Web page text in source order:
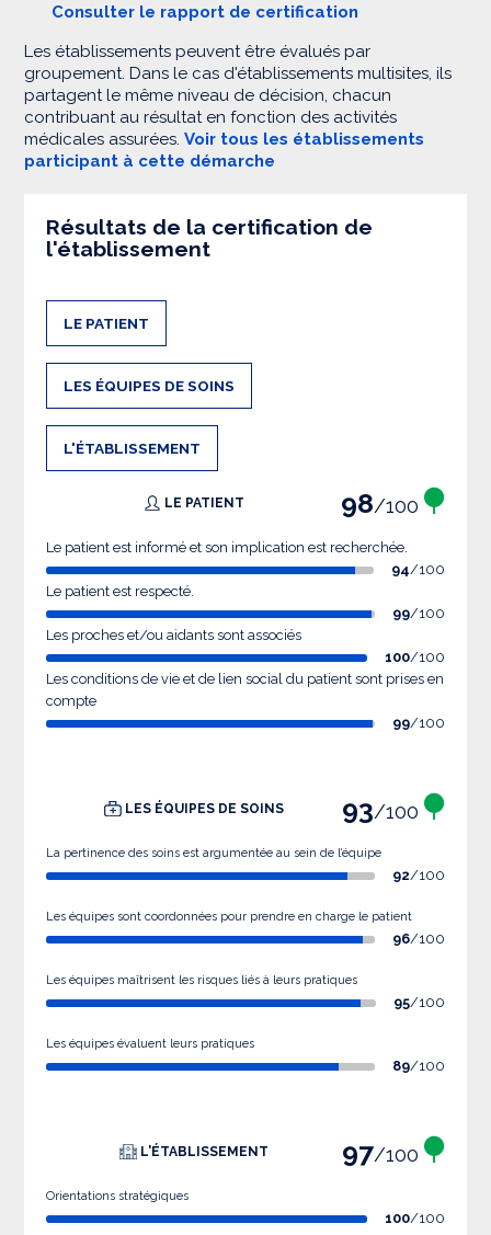
Consulter le rapport de certification
Les établissements peuvent être évalués par
groupement. Dans le cas d'établissements multisites, ils
partagent le même niveau de décision, chacun
contribuant au résultat en fonction des activités
médicales assurées. Voir tous les établissements
participant à cette démarche
Résultats de la certification de
l'établissement
LE PATIENT
LES ÉQUIPES DE SOINS
L'ÉTABLISSEMENT
LE PATIENT 98/100
Le patient est informé et son implication est recherchée.
94/100
Le patient est respecté.
99/100
Les proches et/ou aidants sont associés
100/100
Les conditions de vie et de lien social du patient sont prises en
compte
99/100
LES ÉQUIPES DE SOINS 93/100
La pertinence des soins est argumentée au sein de l’équipe
92/100
Les équipes sont coordonnées pour prendre en charge le patient
96/100
Les équipes maîtrisent les risques liés à leurs pratiques
95/100
Les équipes évaluent leurs pratiques
89/100
L'ÉTABLISSEMENT 97/100
Orientations stratégiques
100/100